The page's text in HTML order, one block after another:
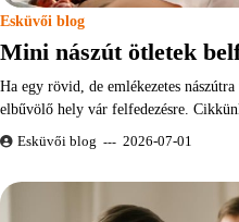
Esküvői blog
Mini nászút ötletek
Ha egy rövid, de emlékezetes
elbűvölő hely vár felfedezésre.
Esküvői blog 2026-07-01